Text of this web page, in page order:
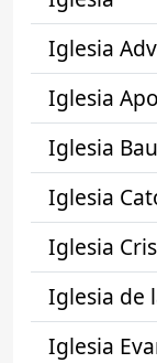
Iglesia
Iglesia
Iglesia
Iglesia
Iglesia
Iglesia de
Iglesia